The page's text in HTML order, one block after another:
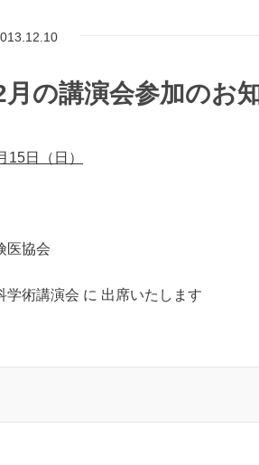
月の講演会参加のお
15日（日）
医協会
学術講演会 に 出席いたします